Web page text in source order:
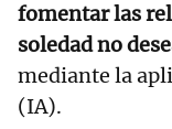
fomentar las
soledad no
mediante la
(IA).